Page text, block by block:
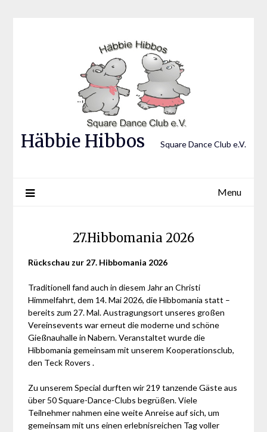
Häbbie Hibbos Square Dance Club e.V.
Menu
27.Hibbomania 2026
Rückschau zur 27. Hibbomania 2026
Traditionell fand auch in diesem Jahr an Christi
Himmelfahrt, dem 14. Mai 2026, die Hibbomania statt –
bereits zum 27. Mal. Austragungsort unseres großen
Vereinsevents war erneut die moderne und schöne
Gießnauhalle in Nabern. Veranstaltet wurde die
Hibbomania gemeinsam mit unserem Kooperationsclub,
den Teck Rovers .
Zu unserem Special durften wir 219 tanzende Gäste aus
über 50 Square-Dance-Clubs begrüßen. Viele
Teilnehmer nahmen eine weite Anreise auf sich, um
gemeinsam mit uns einen erlebnisreichen Tag voller